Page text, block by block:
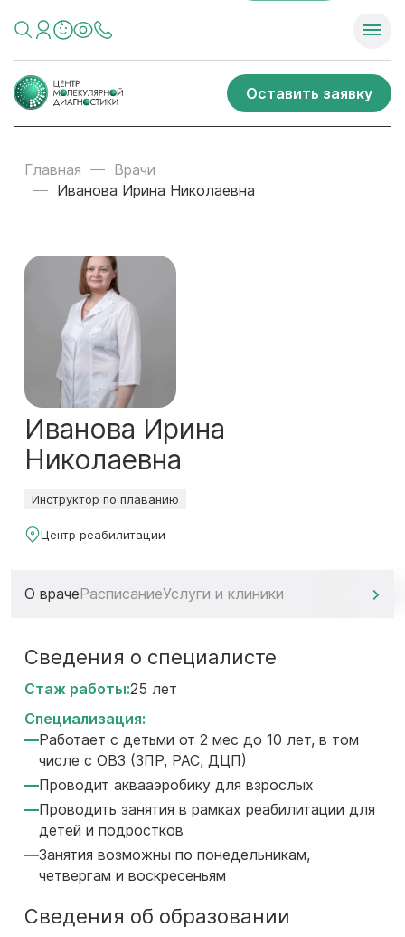
Оставить заявку
Главная
Врачи
Иванова Ирина Николаевна
Иванова Ирина
Николаевна
Инструктор по плаванию
Центр реабилитации
О врачеРасписаниеУслуги и клиники
Сведения о специалисте
Стаж работы:25 лет
Специализация:
Работает с детьми от 2 мес до 10 лет, в том
числе с ОВЗ (ЗПР, РАС, ДЦП)
Проводит аквааэробику для взрослых
Проводить занятия в рамках реабилитации для
детей и подростков
Занятия возможны по понедельникам,
четвергам и воскресеньям
Сведения об образовании